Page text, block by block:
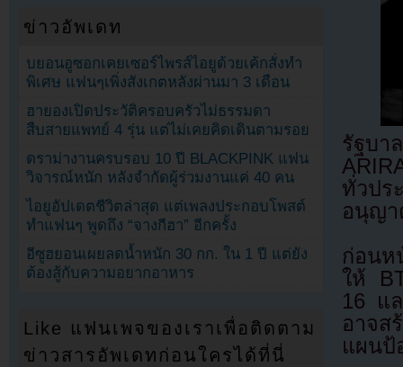
รัฐบา
ทั่วปร
อนุญา
ก่อนห
ให้
16 แ
อาจส
แผนป้
ข่าวอัพเดท
บยอนอูซอกเคยเซอร์ไพรส์ไอยูด้วยเค้กสั่งทำ
พิเศษ แฟนๆเพิ่งสังเกตหลังผ่านมา 3 เดือน
ฮายองเปิดประวัติครอบครัวไม่ธรรมดา
สืบสายแพทย์ 4 รุ่น แต่ไม่เคยคิดเดินตามรอย
ดราม่างานครบรอบ 10 ปี BLACKPINK แฟน
วิจารณ์หนัก หลังจำกัดผู้ร่วมงานแค่ 40 คน
ไอยูอัปเดตชีวิตล่าสุด แต่เพลงประกอบโพสต์
ทำแฟนๆ พูดถึง “จางกีฮา” อีกครั้ง
อีซูฮยอนเผยลดน้ำหนัก 30 กก. ใน 1 ปี แต่ยัง
ต้องสู้กับความอยากอาหาร
Like แฟนเพจของเราเพื่อติดตาม
ข่าวสารอัพเดทก่อนใครได้ที่นี่